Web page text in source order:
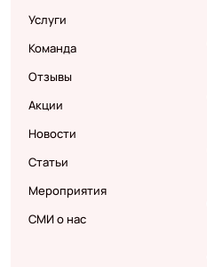
Услуги
Команда
Отзывы
Акции
Новости
Статьи
Мероприятия
СМИ о нас